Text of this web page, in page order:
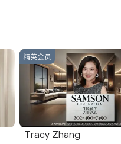
精英会员
Tracy Zhang